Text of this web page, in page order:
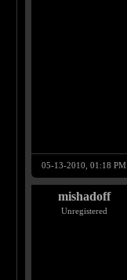
05-13-2010, 01:18 PM
mishadoff
Unregistered